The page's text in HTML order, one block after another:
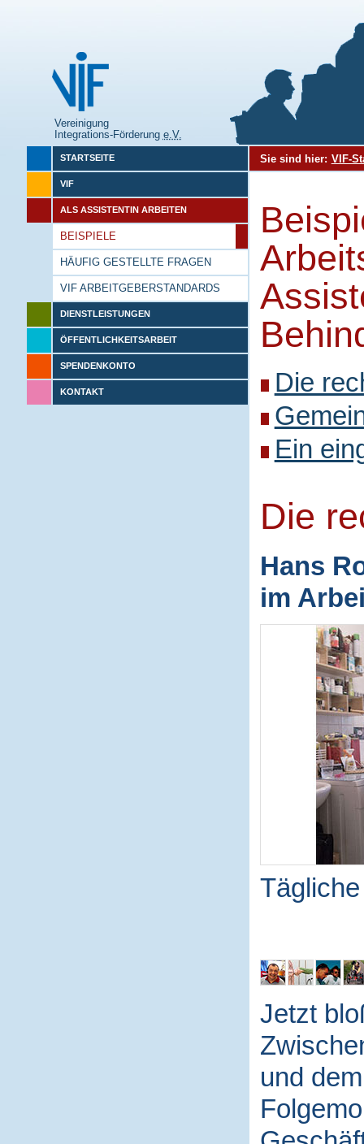
Vereinigung
Integrations-Förderung e.V.
STARTSEITE
VIF
ALS ASSISTENTIN ARBEITEN
BEISPIELE
HÄUFIG GESTELLTE FRAGEN
VIF ARBEITGEBERSTANDARDS
DIENSTLEISTUNGEN
ÖFFENTLICHKEITSARBEIT
SPENDENKONTO
KONTAKT
Sie sind hier: VIF-
Die
Ein
Die
Hans
im
Jetzt
und